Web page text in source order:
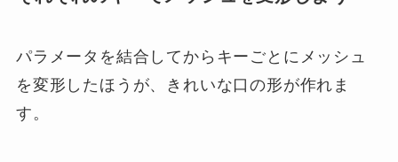
パラメータを結合してからキーごとにメッシュ
を変形したほうが、きれいな口の形が作れま
す。